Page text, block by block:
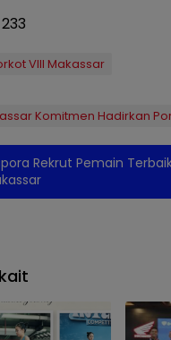
233
VIII Makassar
Komitmen Hadirkan
Rekrut Pemain